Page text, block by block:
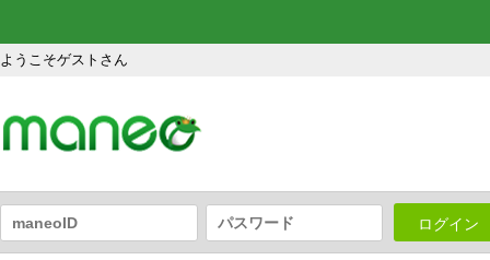
ようこそゲストさん
ログイン